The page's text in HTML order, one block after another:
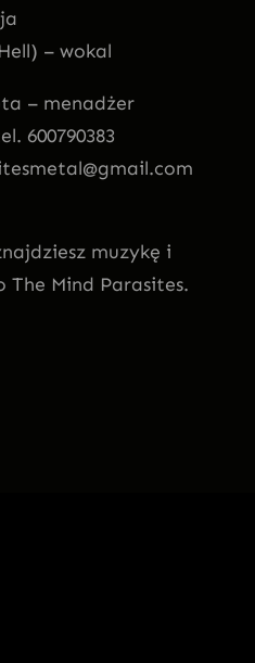
– wokal
– menadżer
600790383
muzykę i
The Mind Parasites.